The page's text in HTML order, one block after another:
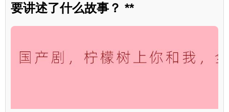
要讲述了什么故事？ **